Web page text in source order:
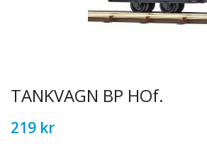
TANKVAGN BP HOf.
219 kr